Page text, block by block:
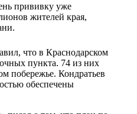
прививку уже
жителей края,
что в Краснодарском
пункта. 74 из них
побережье. Кондратьев
обеспечены